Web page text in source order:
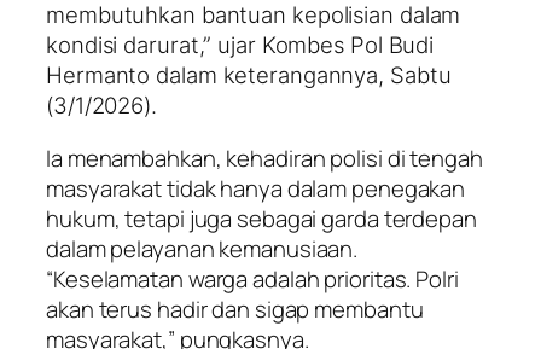
membutuhkan bantuan kepolisian dalam
kondisi darurat,” ujar Kombes Pol Budi
Hermanto dalam keterangannya, Sabtu
(3/1/2026).
Ia menambahkan, kehadiran polisi di tengah
masyarakat tidak hanya dalam penegakan
hukum, tetapi juga sebagai garda terdepan
dalam pelayanan kemanusiaan.
“Keselamatan warga adalah prioritas. Polri
akan terus hadir dan sigap membantu
masyarakat,” pungkasnya.